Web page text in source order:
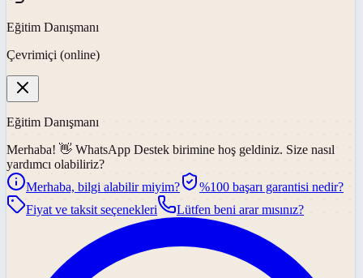
Eğitim Danışmanı
Çevrimiçi (online)
Eğitim Danışmanı
Merhaba! 👋 WhatsApp Destek birimine hoş geldiniz. Size nasıl
yardımcı olabiliriz?
Merhaba, bilgi alabilir miyim?
%100 başarı garantisi nedir?
Fiyat ve taksit seçenekleri
Lütfen beni arar mısınız?